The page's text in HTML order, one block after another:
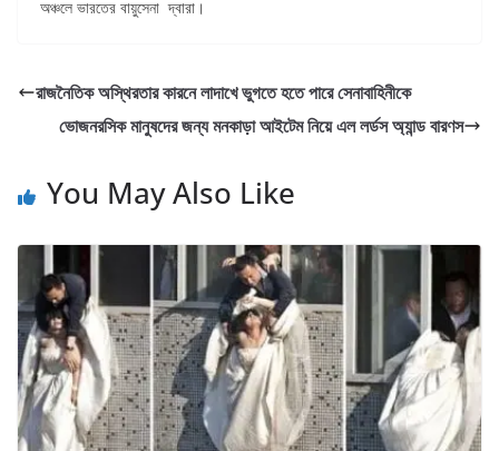
অঞ্চলে ভারতের বায়ুসেনা দ্বারা।
রাজনৈতিক অস্থিরতার কারনে লাদাখে ভুগতে হতে পারে সেনাবাহিনীকে
ভোজনরসিক মানুষদের জন্য মনকাড়া আইটেম নিয়ে এল লর্ডস অ্যান্ড বারণস
You May Also Like